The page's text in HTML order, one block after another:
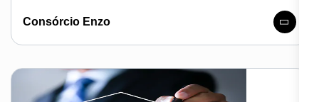
Consórcio Enzo